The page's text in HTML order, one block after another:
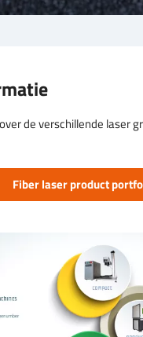
de verschillende laser
Fiber laser product